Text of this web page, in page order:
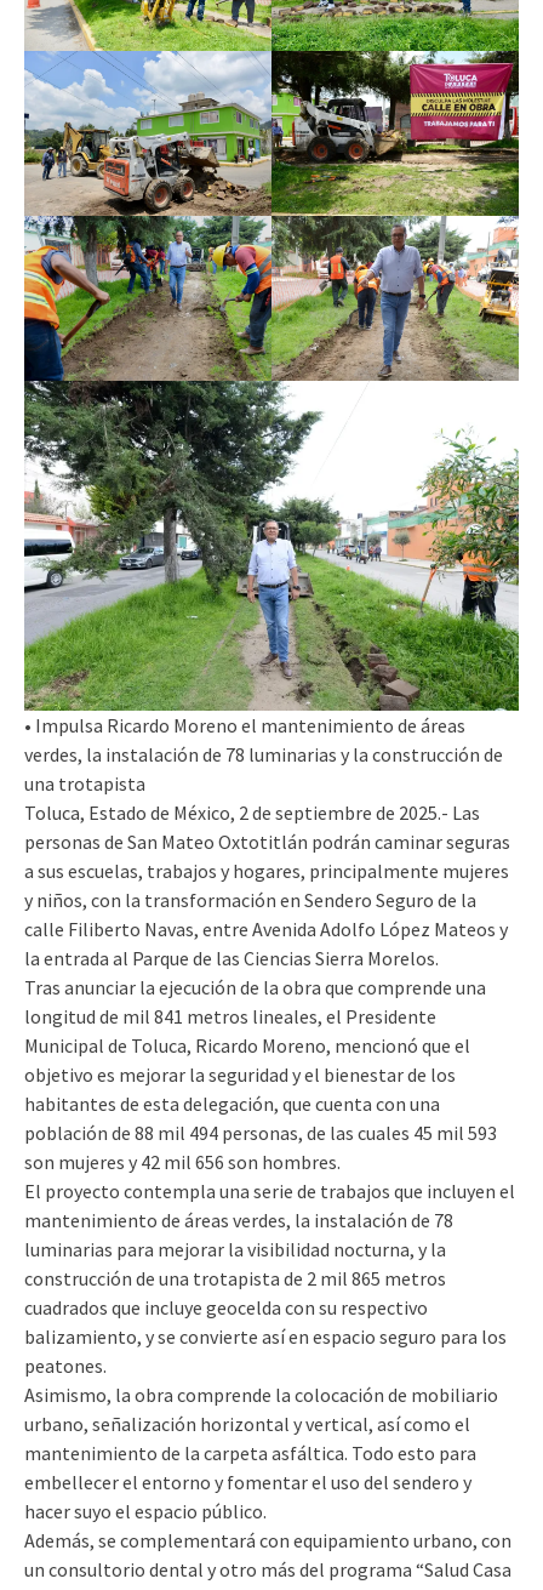
• Impulsa Ricardo Moreno el mantenimiento de áreas
verdes, la instalación de 78 luminarias y la construcción de
una trotapista
Toluca, Estado de México, 2 de septiembre de 2025.- Las
personas de San Mateo Oxtotitlán podrán caminar seguras
a sus escuelas, trabajos y hogares, principalmente mujeres
y niños, con la transformación en Sendero Seguro de la
calle Filiberto Navas, entre Avenida Adolfo López Mateos y
la entrada al Parque de las Ciencias Sierra Morelos.
Tras anunciar la ejecución de la obra que comprende una
longitud de mil 841 metros lineales, el Presidente
Municipal de Toluca, Ricardo Moreno, mencionó que el
objetivo es mejorar la seguridad y el bienestar de los
habitantes de esta delegación, que cuenta con una
población de 88 mil 494 personas, de las cuales 45 mil 593
son mujeres y 42 mil 656 son hombres.
El proyecto contempla una serie de trabajos que incluyen el
mantenimiento de áreas verdes, la instalación de 78
luminarias para mejorar la visibilidad nocturna, y la
construcción de una trotapista de 2 mil 865 metros
cuadrados que incluye geocelda con su respectivo
balizamiento, y se convierte así en espacio seguro para los
peatones.
Asimismo, la obra comprende la colocación de mobiliario
urbano, señalización horizontal y vertical, así como el
mantenimiento de la carpeta asfáltica. Todo esto para
embellecer el entorno y fomentar el uso del sendero y
hacer suyo el espacio público.
Además, se complementará con equipamiento urbano, con
un consultorio dental y otro más del programa “Salud Casa